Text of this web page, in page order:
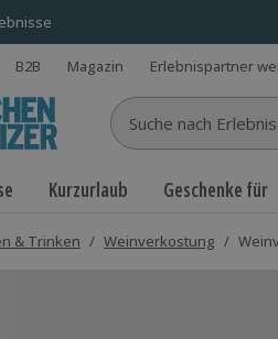
B2B Magazin Erlebnispartner
Suche nach
Kurzurlaub Geschenke für
& Trinken / Weinverkostung /